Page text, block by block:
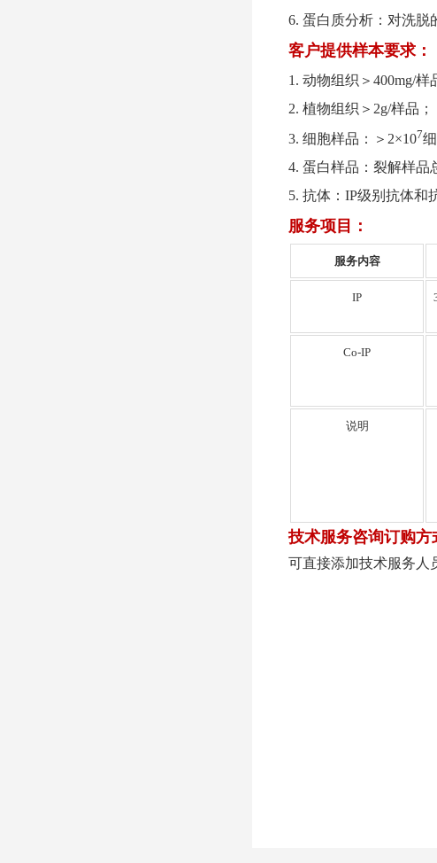
6. 蛋白质分析：对洗脱
客户提供样本要求：
1. 动物组织＞400mg/样
2. 植物组织＞2g/样品；
3. 细胞样品：＞2×107
4. 蛋白样品：裂解样品
5. 抗体：IP级别抗体和
服务项目：
服务内容
IP
Co-IP
说明
技术服务咨询订购方
可直接添加技术服务人